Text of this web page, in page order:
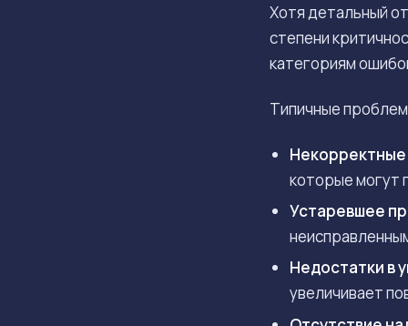
Хотя детальный
степени
категориям
Типичные
которые могут
Устаревшее
Недостатки в
увеличивает